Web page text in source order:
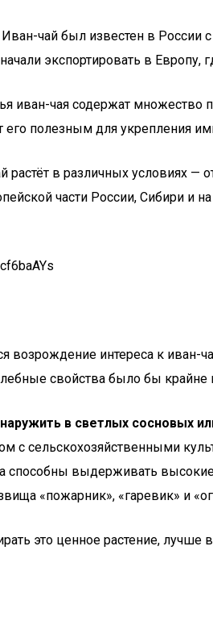
Иван-чай был известен в России
экспортировать в
иван-чая содержат множество
его полезным для укрепления
растёт в различных условиях —
части России, Сибири и
возрождение интереса к иван-
свойства было бы крайне
в светлых сосновых
с сельскохозяйственными
способны выдерживать
«пожарник», «гаревик» и
это ценное растение,